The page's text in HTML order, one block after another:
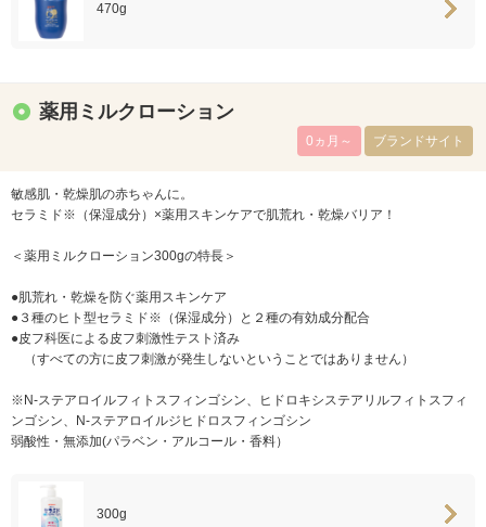
470g
薬用ミルクローション
0ヵ月～ ブランドサイト
敏感肌・乾燥肌の赤ちゃんに。
セラミド※（保湿成分）×薬用スキンケアで肌荒れ・乾燥バリア！
＜薬用ミルクローション300gの特長＞
●肌荒れ・乾燥を防ぐ薬用スキンケア
●３種のヒト型セラミド※（保湿成分）と２種の有効成分配合
●皮フ科医による皮フ刺激性テスト済み
（すべての方に皮フ刺激が発生しないということではありません）
※N-ステアロイルフィトスフィンゴシン、ヒドロキシステアリルフィトスフィ
ンゴシン、N-ステアロイルジヒドロスフィンゴシン
弱酸性・無添加(パラベン・アルコール・香料）
300g